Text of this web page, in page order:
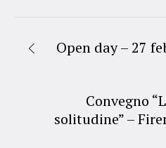
Open day – 27
Convegno
solitudine” –